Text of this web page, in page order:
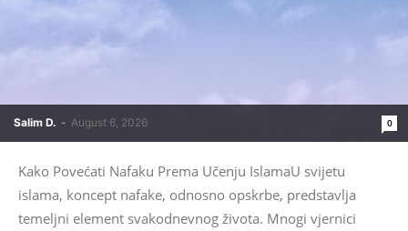
Salim D. - August 6, 2026 0
Kako Povećati Nafaku Prema Učenju IslamaU svijetu
islama, koncept nafake, odnosno opskrbe, predstavlja
temeljni element svakodnevnog života. Mnogi vjernici